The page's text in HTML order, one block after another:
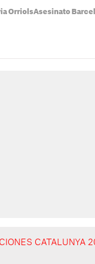
OrriolsAsesinato
CATALUNYA